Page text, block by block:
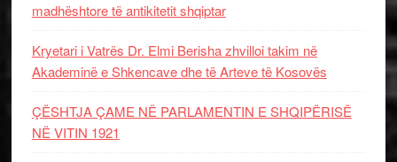
madhështore të antikitetit shqiptar
Kryetari i Vatrës Dr. Elmi Berisha zhvilloi takim në
Akademinë e Shkencave dhe të Arteve të Kosovës
ÇËSHTJA ÇAME NË PARLAMENTIN E SHQIPËRISË
NË VITIN 1921